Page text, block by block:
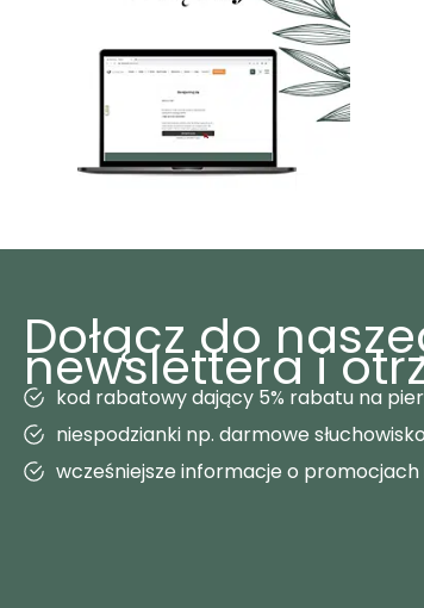
Dołącz do
newslettera i
kod rabatowy dający 5% rabatu na
niespodzianki np. darmowe
wcześniejsze informacje o